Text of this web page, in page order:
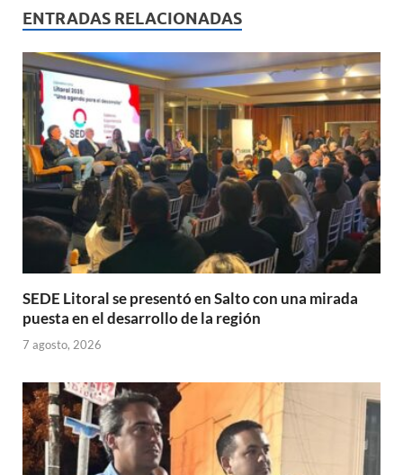
s
A
p
p
b
o
o
k
p
ar
ti
r
ENTRADAS RELACIONADAS
SEDE Litoral se presentó en Salto con una mirada
puesta en el desarrollo de la región
7 agosto, 2026